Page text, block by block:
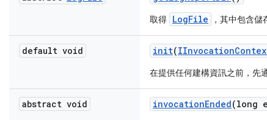
取得 LogFile ，其中包含儲
default void init(IInvocation
在提供任何建構資訊之前，先
abstract void invocationEnded(long